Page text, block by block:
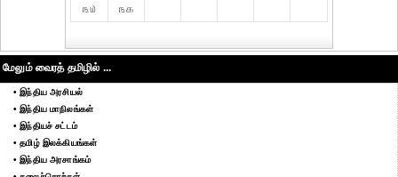
௩௰
௩௧
மேலும் வைரத் தமிழில் ...
• இந்திய அரசியல்
• இந்திய மாநிலங்கள்
• இந்தியச் சட்டம்
• தமிழ் இலக்கியங்கள்
• இந்திய அரசாங்கம்